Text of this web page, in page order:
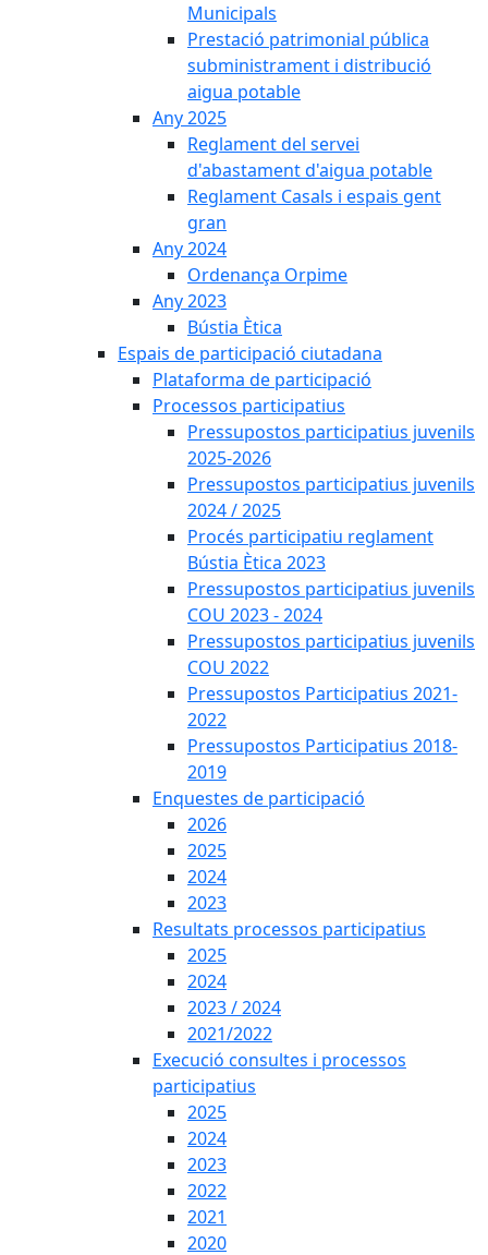
Municipals
Prestació patrimonial pública
subministrament i distribució
aigua potable
Any 2025
Reglament del servei
d'abastament d'aigua potable
Reglament Casals i espais gent
gran
Any 2024
Ordenança Orpime
Any 2023
Bústia Ètica
Espais de participació ciutadana
Plataforma de participació
Processos participatius
Pressupostos participatius juvenils
2025-2026
Pressupostos participatius juvenils
2024 / 2025
Procés participatiu reglament
Bústia Ètica 2023
Pressupostos participatius juvenils
COU 2023 - 2024
Pressupostos participatius juvenils
COU 2022
Pressupostos Participatius 2021-
2022
Pressupostos Participatius 2018-
2019
Enquestes de participació
2026
2025
2024
2023
Resultats processos participatius
2025
2024
2023 / 2024
2021/2022
Execució consultes i processos
participatius
2025
2024
2023
2022
2021
2020